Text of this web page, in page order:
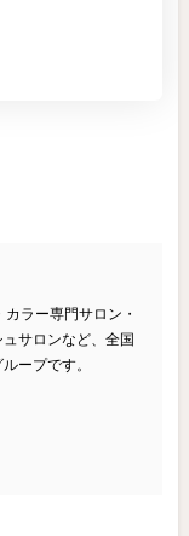
ラー専門サロン・
サロンなど、全国
ープです。